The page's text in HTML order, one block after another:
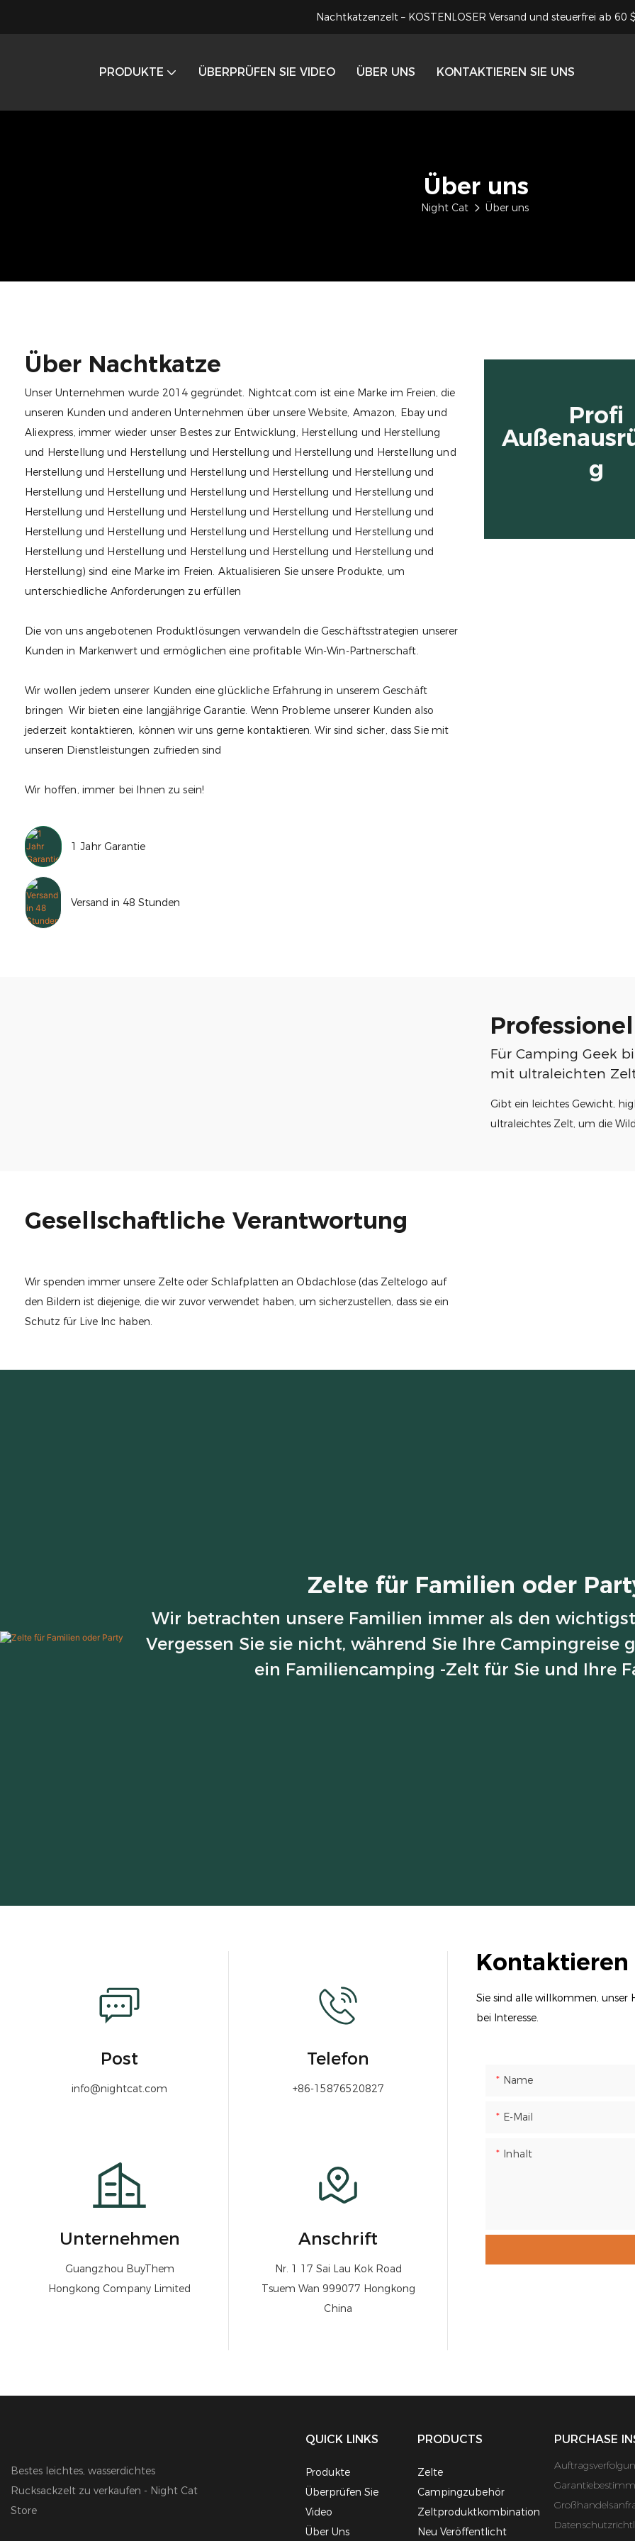
Nachtkatzenzelt – KOSTENLOSER Versand und steuerfrei ab 60
PRODUKTE ÜBERPRÜFEN SIE VIDEO ÜBER UNS KONTAKTIEREN SIE UNS
Über uns
Night Cat Über uns
Über Nachtkatze
Unser Unternehmen wurde 2014 gegründet. Nightcat.com ist eine Marke im Freien, die
unseren Kunden und anderen Unternehmen über unsere Website, Amazon, Ebay und
Aliexpress, immer wieder unser Bestes zur Entwicklung, Herstellung und Herstellung
und Herstellung und Herstellung und Herstellung und Herstellung und Herstellung und
Herstellung und Herstellung und Herstellung und Herstellung und Herstellung und
Herstellung und Herstellung und Herstellung und Herstellung und Herstellung und
Herstellung und Herstellung und Herstellung und Herstellung und Herstellung und
Herstellung und Herstellung und Herstellung und Herstellung und Herstellung und
Herstellung und Herstellung und Herstellung und Herstellung und Herstellung und
Herstellung) sind eine Marke im Freien. Aktualisieren Sie unsere Produkte, um
unterschiedliche Anforderungen zu erfüllen
Die von uns angebotenen Produktlösungen verwandeln die Geschäftsstrategien unserer
Kunden in Markenwert und ermöglichen eine profitable Win-Win-Partnerschaft.
Wir wollen jedem unserer Kunden eine glückliche Erfahrung in unserem Geschäft
bringen Wir bieten eine langjährige Garantie. Wenn Probleme unserer Kunden also
jederzeit kontaktieren, können wir uns gerne kontaktieren. Wir sind sicher, dass Sie mit
unseren Dienstleistungen zufrieden sind
Wir hoffen, immer bei Ihnen zu sein!
1 Jahr Garantie
Versand in 48 Stunden
Profi
g
Für Camping Geek
mit ultraleichten
Gibt ein leichtes Gewicht,
ultraleichtes Zelt, um die
Gesellschaftliche Verantwortung
Wir spenden immer unsere Zelte oder Schlafplatten an Obdachlose (das Zeltelogo auf
den Bildern ist diejenige, die wir zuvor verwendet haben, um sicherzustellen, dass sie ein
Schutz für Live Inc haben.
Zelte für Familien oder
Wir betrachten unsere Familien immer als den
Vergessen Sie sie nicht, während Sie Ihre Campingreise
ein Familiencamping -Zelt für Sie und Ihre
Kontaktieren
Sie sind alle willkommen, unser
bei Interesse.
Name
E-Mail
Inhalt
Post
info@nightcat.com
Telefon
+86-15876520827
Unternehmen
Guangzhou BuyThem
Hongkong Company Limited
Anschrift
Nr. 1 17 Sai Lau Kok Road
Tsuem Wan 999077 Hongkong
China
Bestes leichtes, wasserdichtes
Rucksackzelt zu verkaufen - Night Cat
Store
QUICK LINKS
Produkte
Überprüfen Sie
Video
Über Uns
PRODUCTS
Zelte
Campingzubehör
Zeltproduktkombination
Neu Veröffentlicht
PURCHASE